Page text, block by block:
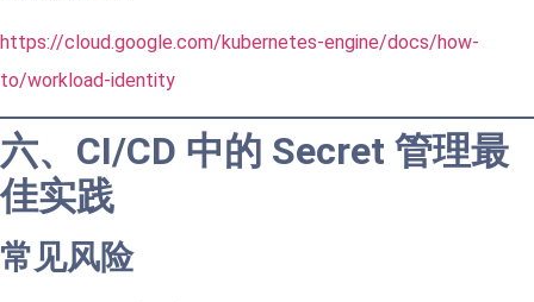
https://cloud.google.com/kubernetes-engine/docs/how-
to/workload-identity
六、CI/CD 中的 Secret 管理最
佳实践
常见风险